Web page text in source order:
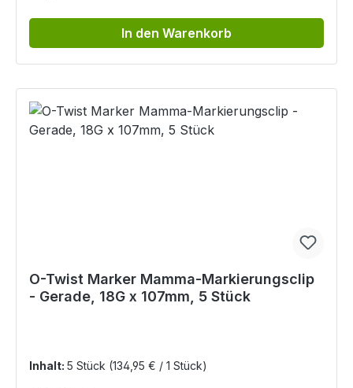
In den Warenkorb
O-Twist Marker Mamma-Markierungsclip
- Gerade, 18G x 107mm, 5 Stück
Inhalt: 5 Stück (134,95 € / 1 Stück)